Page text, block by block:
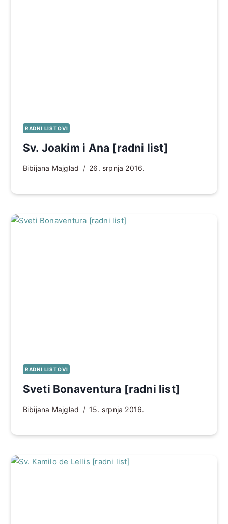
RADNI LISTOVI
Sv. Joakim i Ana [radni list]
Bibijana Majglad 26. srpnja 2016.
RADNI LISTOVI
Sveti Bonaventura [radni list]
Bibijana Majglad 15. srpnja 2016.